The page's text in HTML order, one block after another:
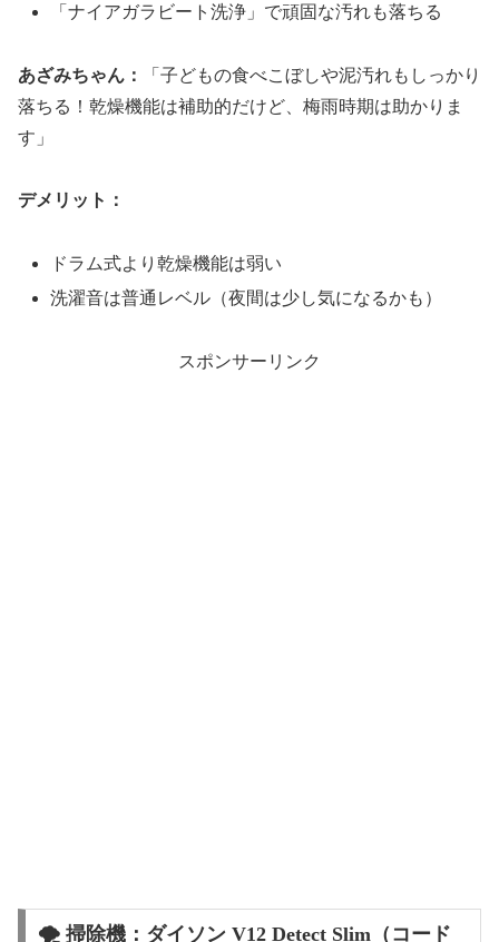
「ナイアガラビート洗浄」で頑固な汚れも落ちる
あざみちゃん：
「子どもの食べこぼしや泥汚れもしっかり
落ちる！乾燥機能は補助的だけど、梅雨時期は助かりま
す」
デメリット：
ドラム式より乾燥機能は弱い
洗濯音は普通レベル（夜間は少し気になるかも）
スポンサーリンク
🌪️ 掃除機：ダイソン V12 Detect Slim（コード